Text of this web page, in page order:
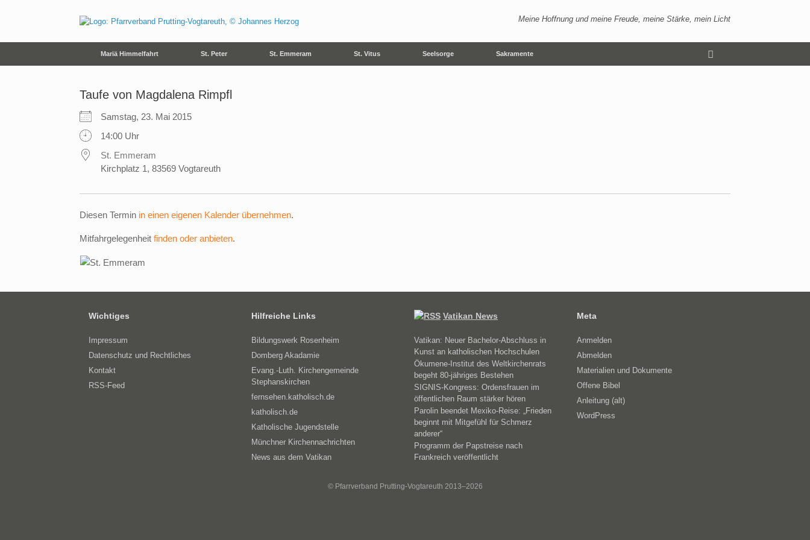
Meine Hoffnung und meine Freude, meine Stärke, mein Licht
Mariä Himmelfahrt St. Peter St. Emmeram St. Vitus Seelsorge Sakramente
Taufe von Magdalena Rimpfl
Samstag, 23. Mai 2015
14:00 Uhr
St. Emmeram
Kirchplatz 1, 83569 Vogtareuth
Diesen Termin in einen eigenen Kalender übernehmen.
Mitfahrgelegenheit finden oder anbieten.
Wichtiges
Impressum
Datenschutz und Rechtliches
Kontakt
RSS-Feed
Hilfreiche Links
Bildungswerk Rosenheim
Domberg Akadamie
Evang.-Luth. Kirchengemeinde
Stephanskirchen
fernsehen.katholisch.de
katholisch.de
Katholische Jugendstelle
Münchner Kirchennachrichten
News aus dem Vatikan
Vatikan News
Vatikan: Neuer Bachelor-Abschluss in
Kunst an katholischen Hochschulen
Ökumene-Institut des Weltkirchenrats
begeht 80-jähriges Bestehen
SIGNIS-Kongress: Ordensfrauen im
öffentlichen Raum stärker hören
Parolin beendet Mexiko-Reise: „Frieden
beginnt mit Mitgefühl für Schmerz
anderer“
Programm der Papstreise nach
Frankreich veröffentlicht
Meta
Anmelden
Abmelden
Materialien und Dokumente
Offene Bibel
Anleitung (alt)
WordPress
© Pfarrverband Prutting-Vogtareuth 2013–2026